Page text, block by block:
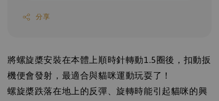
分享
將螺旋槳安裝在本體上順時針轉動1.5圈後，扣動扳
機便會發射，最適合與貓咪運動玩耍了！
螺旋槳跌落在地上的反彈、旋轉時能引起貓咪的興